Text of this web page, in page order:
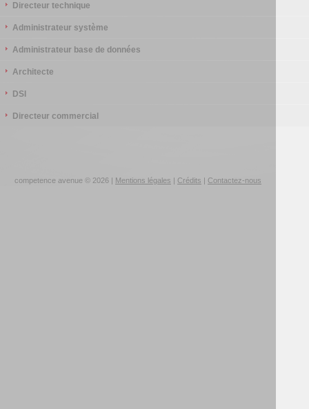
Directeur technique
Administrateur système
Administrateur base de données
Architecte
DSI
Directeur commercial
competence avenue © 2026 | Mentions légales Crédits Contactez-nous